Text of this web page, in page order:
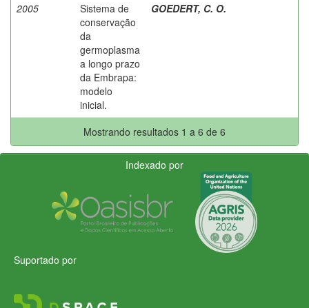
2005
Sistema de
conservação
da
germoplasma
a longo prazo
da Embrapa:
modelo
inicial.
GOEDERT, C. O.
Mostrando resultados 1 a 6 de 6
Indexado por
Suportado por